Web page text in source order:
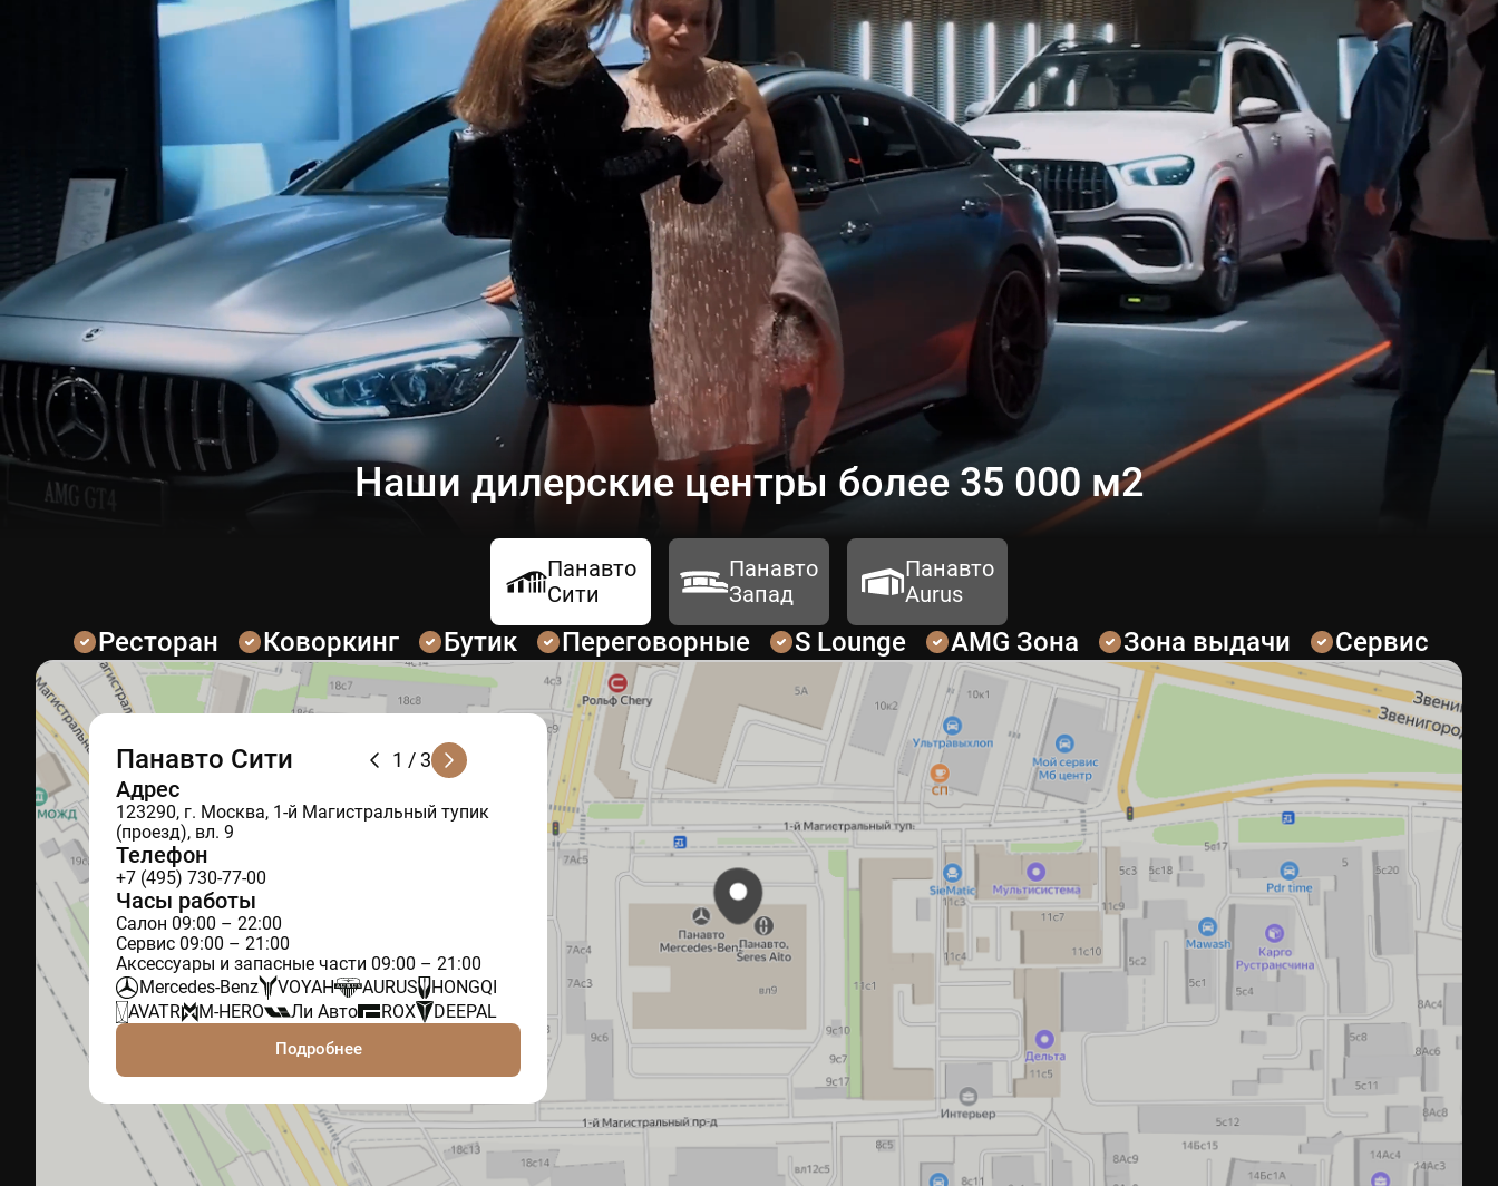
Наши дилерские центры более 35 000 м2
Панавто
Сити
Панавто
Запад
Панавто
Aurus
Ресторан Коворкинг Бутик Переговорные S Lounge AMG Зона Зона выдачи Сервис
1 / 3
Панавто Сити
Адрес
123290, г. Москва, 1-й Магистральный тупик
(проезд), вл. 9
Телефон
+7 (495) 730-77-00
Часы работы
Салон 09:00 – 22:00
Сервис 09:00 – 21:00
Аксессуары и запасные части 09:00 – 21:00
Mercedes-Benz
VOYAH AURUS
HONGQI
AVATR
M-HERO Ли Авто ROX DEEPAL
Подробнее